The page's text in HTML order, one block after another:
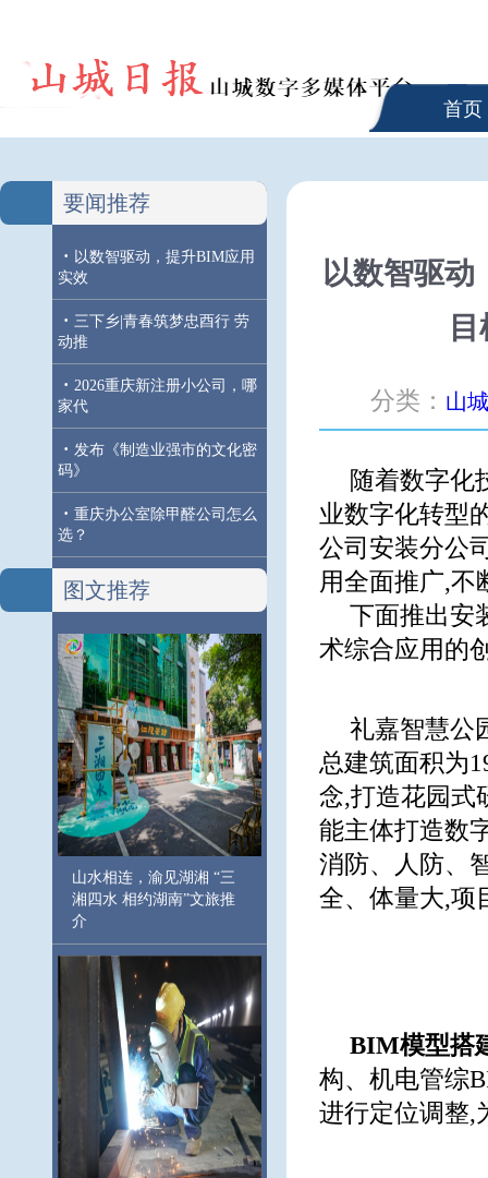
首页
要闻推荐
· 以数智驱动，提升BIM应用
实效
· 三下乡|青春筑梦忠酉行 劳
动推
· 2026重庆新注册小公司，哪
家代
· 发布《制造业强市的文化密
码》
· 重庆办公室除甲醛公司怎么
选？
图文推荐
山水相连，渝见湖湘 “三
湘四水 相约湖南”文旅推
介
以数智驱
分类： 山
随着数字化
业数字化转型
公司安装分公
用全面推广,不
下面推出安
术综合应用的
礼嘉智慧公
总建筑面积为
念,打造花园式
能主体打造数
消防、人防、
全、体量大,项
BIM模型搭
构、机电管综
进行定位调整,